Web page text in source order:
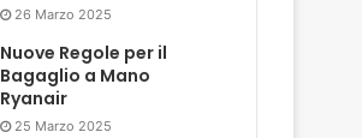
26 Marzo 2025
Nuove Regole per il
Bagaglio a Mano
Ryanair
25 Marzo 2025